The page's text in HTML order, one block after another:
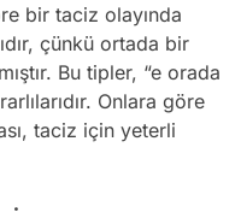
bir taciz olayında
çünkü ortada bir
Bu tipler, “e orada
Onlara göre
taciz için yeterli